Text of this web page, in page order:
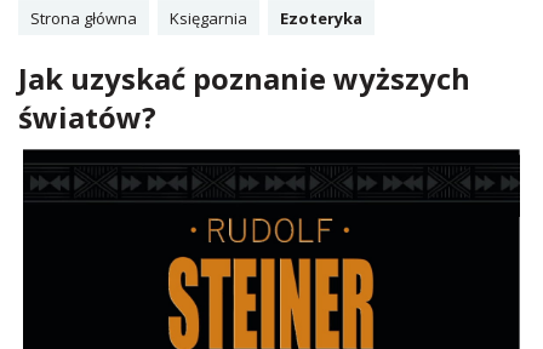
Strona główna Księgarnia Ezoteryka
Jak uzyskać poznanie wyższych
światów?